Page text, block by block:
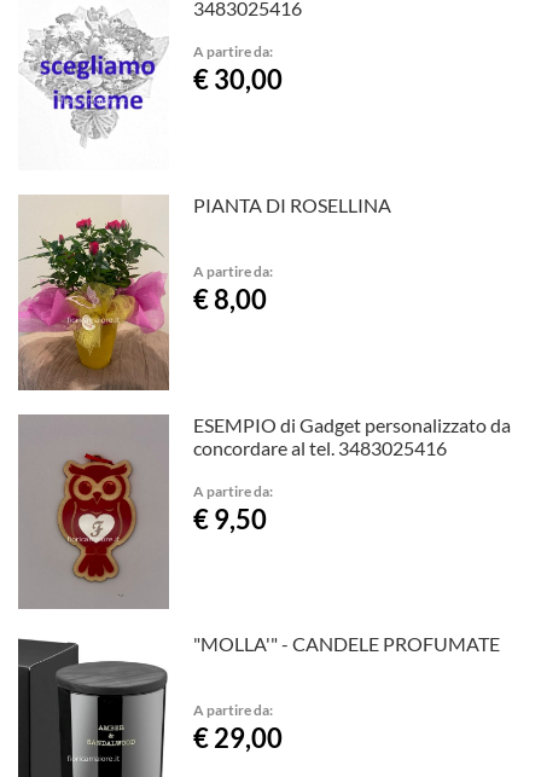
3483025416
A partire da:
€ 30,00
PIANTA DI ROSELLINA
A partire da:
€ 8,00
ESEMPIO di Gadget personalizzato da
concordare al tel. 3483025416
A partire da:
€ 9,50
"MOLLA'" - CANDELE PROFUMATE
A partire da:
€ 29,00